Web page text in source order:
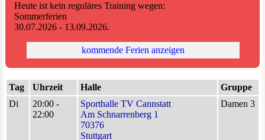
Heute ist kein reguläres Training wegen:
Sommerferien
30.07.2026 - 13.09.2026.
kommende Ferien anzeigen
Tag Uhrzeit Halle
Gruppe
Di
20:00 -
22:00
Sporthalle TV Cannstatt
Am Schnarrenberg 1
70376
Stuttgart
Damen 3